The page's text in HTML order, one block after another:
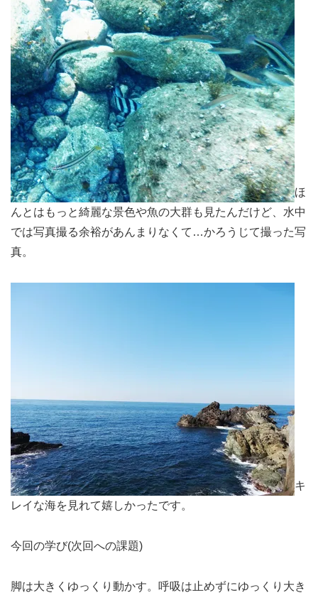
ほ
んとはもっと綺麗な景色や魚の大群も見たんだけど、水中
では写真撮る余裕があんまりなくて…かろうじて撮った写
真。
キ
レイな海を見れて嬉しかったです。
今回の学び(次回への課題)
脚は大きくゆっくり動かす。呼吸は止めずにゆっくり大き